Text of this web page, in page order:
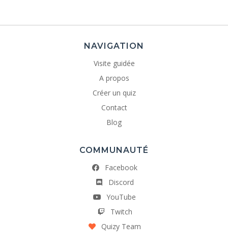
NAVIGATION
Visite guidée
A propos
Créer un quiz
Contact
Blog
COMMUNAUTÉ
Facebook
Discord
YouTube
Twitch
Quizy Team